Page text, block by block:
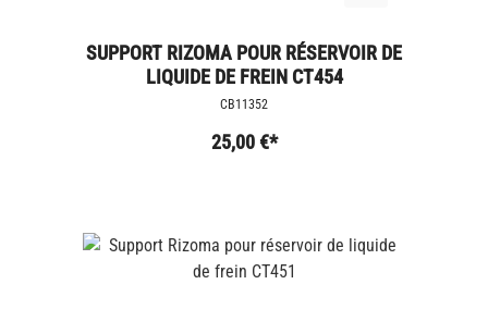
SUPPORT RIZOMA POUR RÉSERVOIR DE
LIQUIDE DE FREIN CT454
CB11352
25,00 €*